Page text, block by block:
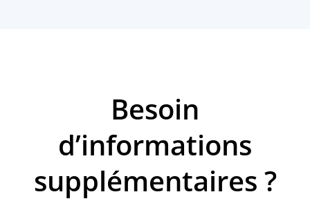
Besoin
d’informations
supplémentaires ?